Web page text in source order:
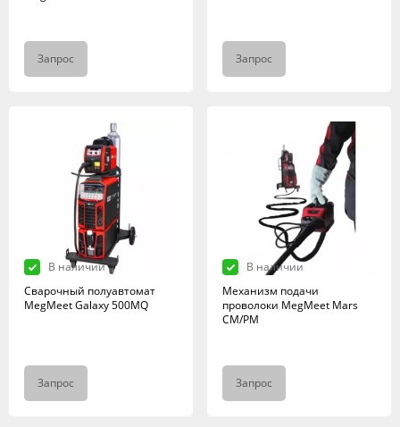
Запрос Запрос
В наличии
Сварочный полуавтомат
MegMeet Galaxy 500MQ
Запрос
В наличии
Механизм подачи
проволоки MegMeet Mars
CM/PM
Запрос